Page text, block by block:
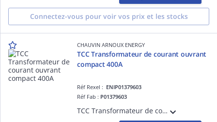
Connectez-vous pour voir vos prix et les stocks
CHAUVIN ARNOUX ENERGY
TCC Transformateur de courant ouvrant
compact 400A
Réf Rexel : ENIP01379603
Réf Fab : P01379603
TCC Transformateur de courant ouvrant compact 400A - Dispositif de court-circuiteur du secondaire intégré